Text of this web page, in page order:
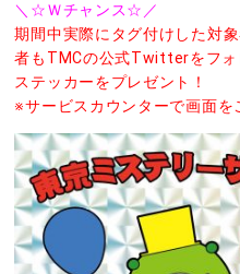
＼☆Ｗチャンス☆／
期間中実際にタグ付けした対
者もTMCの公式Twitterをフォ
ステッカーをプレゼント！
※サービスカウンターで画面を